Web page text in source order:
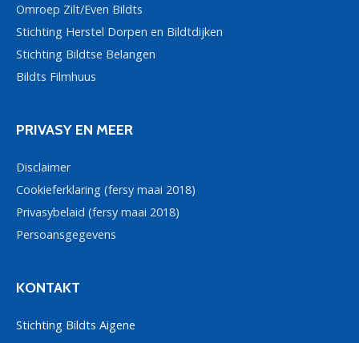
Omroep Zilt/Even Bildts
Stichting Herstel Dorpen en Bildtdijken
Stichting Bildtse Belangen
Bildts Filmhuus
PRIVASY EN MEER
Disclaimer
Cookieferklaring (fersy maai 2018)
Privasybelaid (fersy maai 2018)
Persoansgegevens
KONTAKT
Stichting Bildts Aigene